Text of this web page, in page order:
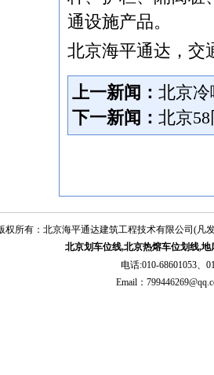
的宝贵
通设施产品。
北京海平通达，交
上一新闻： 北京
下一新闻： 北京
权所有：北京海平通达建筑工程技术有限公司(凡
北京划车位线,北京热熔车位划线,
电话:010-68601053、
Email：